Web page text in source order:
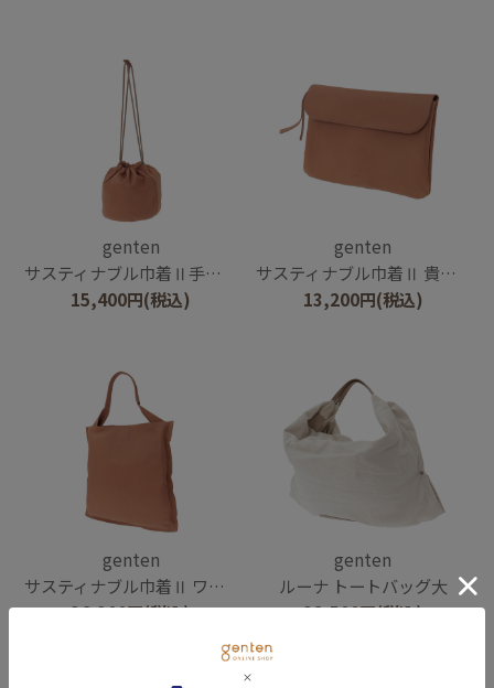
genten
サスティナブル巾着Ⅱ手持ちタイプ
15,400円(税込)
genten
サスティナブル巾着Ⅱ 貴重品ポーチ
13,200円(税込)
genten
サスティナブル巾着Ⅱ ワンハンドルトート
36,300円(税込)
genten
ルーナ トートバッグ大
38,500円(税込)